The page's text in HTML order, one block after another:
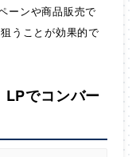
ーンや商品販売で
うことが効果的で
LPでコンバー